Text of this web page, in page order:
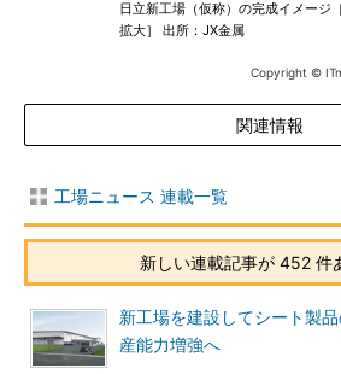
日立新工場（仮称）の完成イメージ
拡大］ 出所：JX金属
Copyright ©
関連情報
工場ニュース 連載一覧
新しい連載記事が 452 件
新工場を建設してシート製
産能力増強へ